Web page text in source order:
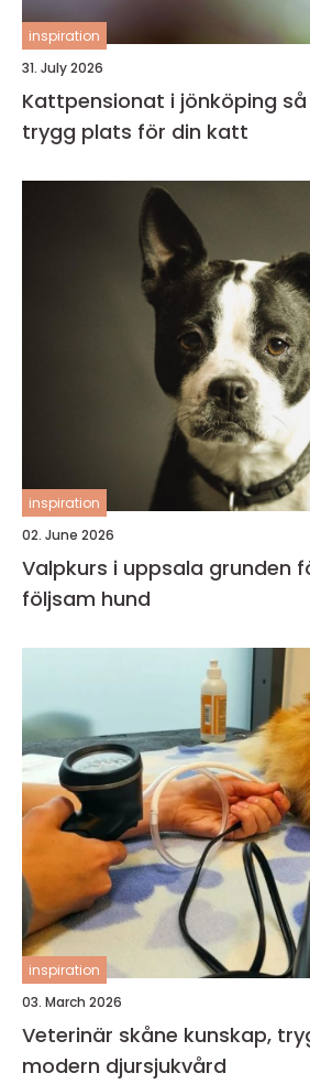
inspiration
31. July 2026
Kattpensionat i jönköping så hittar du en
trygg plats för din katt
inspiration
02. June 2026
Valpkurs i uppsala grunden för en trygg och
följsam hund
inspiration
03. March 2026
Veterinär skåne kunskap, trygghet och
modern djursjukvård